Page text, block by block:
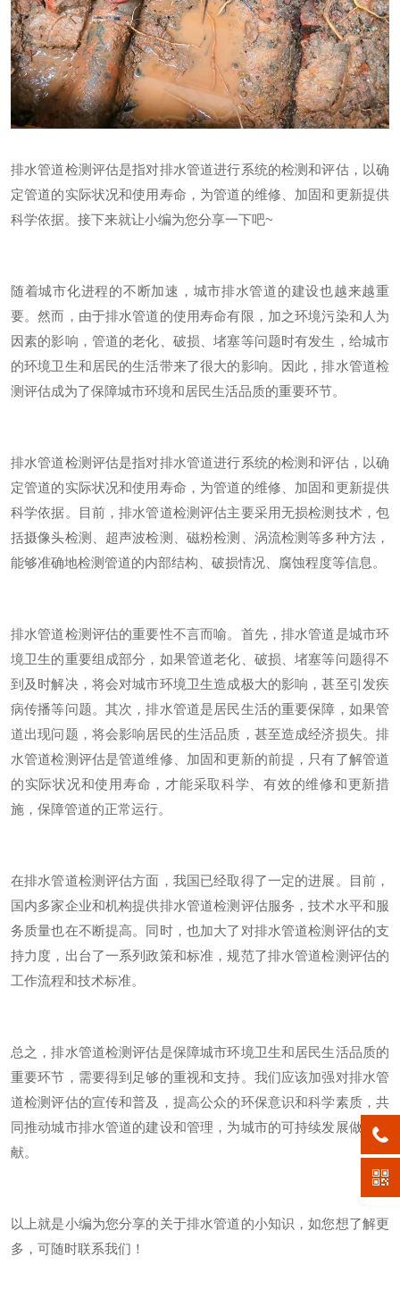
排水管道检测评估是指对排水管道进行系统的检测和评估，以确
定管道的实际状况和使用寿命，为管道的维修、加固和更新提供
科学依据。接下来就让小编为您分享一下吧~
随着城市化进程的不断加速，城市排水管道的建设也越来越重
要。然而，由于排水管道的使用寿命有限，加之环境污染和人为
因素的影响，管道的老化、破损、堵塞等问题时有发生，给城市
的环境卫生和居民的生活带来了很大的影响。因此，排水管道检
测评估成为了保障城市环境和居民生活品质的重要环节。
排水管道检测评估是指对排水管道进行系统的检测和评估，以确
定管道的实际状况和使用寿命，为管道的维修、加固和更新提供
科学依据。目前，排水管道检测评估主要采用无损检测技术，包
括摄像头检测、超声波检测、磁粉检测、涡流检测等多种方法，
能够准确地检测管道的内部结构、破损情况、腐蚀程度等信息。
排水管道检测评估的重要性不言而喻。首先，排水管道是城市环
境卫生的重要组成部分，如果管道老化、破损、堵塞等问题得不
到及时解决，将会对城市环境卫生造成极大的影响，甚至引发疾
病传播等问题。其次，排水管道是居民生活的重要保障，如果管
道出现问题，将会影响居民的生活品质，甚至造成经济损失。排
水管道检测评估是管道维修、加固和更新的前提，只有了解管道
的实际状况和使用寿命，才能采取科学、有效的维修和更新措
施，保障管道的正常运行。
在排水管道检测评估方面，我国已经取得了一定的进展。目前，
国内多家企业和机构提供排水管道检测评估服务，技术水平和服
务质量也在不断提高。同时，也加大了对排水管道检测评估的支
持力度，出台了一系列政策和标准，规范了排水管道检测评估的
工作流程和技术标准。
总之，排水管道检测评估是保障城市环境卫生和居民生活品质的
重要环节，需要得到足够的重视和支持。我们应该加强对排水管
道检测评估的宣传和普及，提高公众的环保意识和科学素质，共
同推动城市排水管道的建设和管理，为城市的可持续发展做出贡
献。
以上就是小编为您分享的关于排水管道的小知识，如您想了解更
多，可随时联系我们！